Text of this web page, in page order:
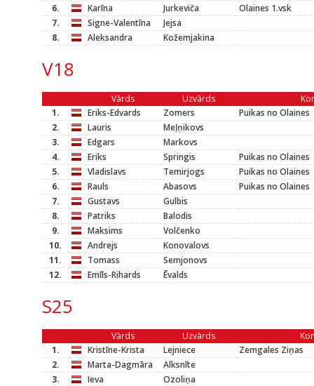
6.
Karīna Jurkeviča
Olaines 1.vsk
7.
Signe-Valentīna
Jejsa
8.
Aleksandra Kožemjakina
V18
Vārds Uzvārds
1.
Eriks-Edvards Zomers
Puikas no Olaines
2.
Lauris
Meļņikovs
3.
Edgars
Markovs
4.
Eriks Springis
Puikas no Olaines
5.
Vladislavs Temirjogs
Puikas no Olaines
6.
Rauls Abasovs
Puikas no Olaines
7.
Gustavs
Gulbis
8.
Patriks
Balodis
9.
Maksims
Volčenko
10.
Andrejs
Konovalovs
11.
Tomass
Semjonovs
12.
Emīls-Rihards Ēvalds
S25
Vārds Uzvārds
1.
Kristīne-Krista Lejniece
Zemgales Ziņas
2.
Marta-Dagmāra
Alksnīte
3.
Ieva Ozoliņa